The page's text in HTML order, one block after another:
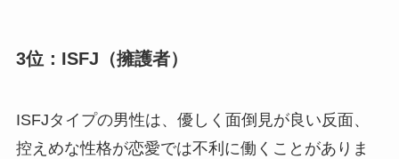
3位：ISFJ（擁護者）
ISFJタイプの男性は、優しく面倒見が良い反面、
控えめな性格が恋愛では不利に働くことがありま